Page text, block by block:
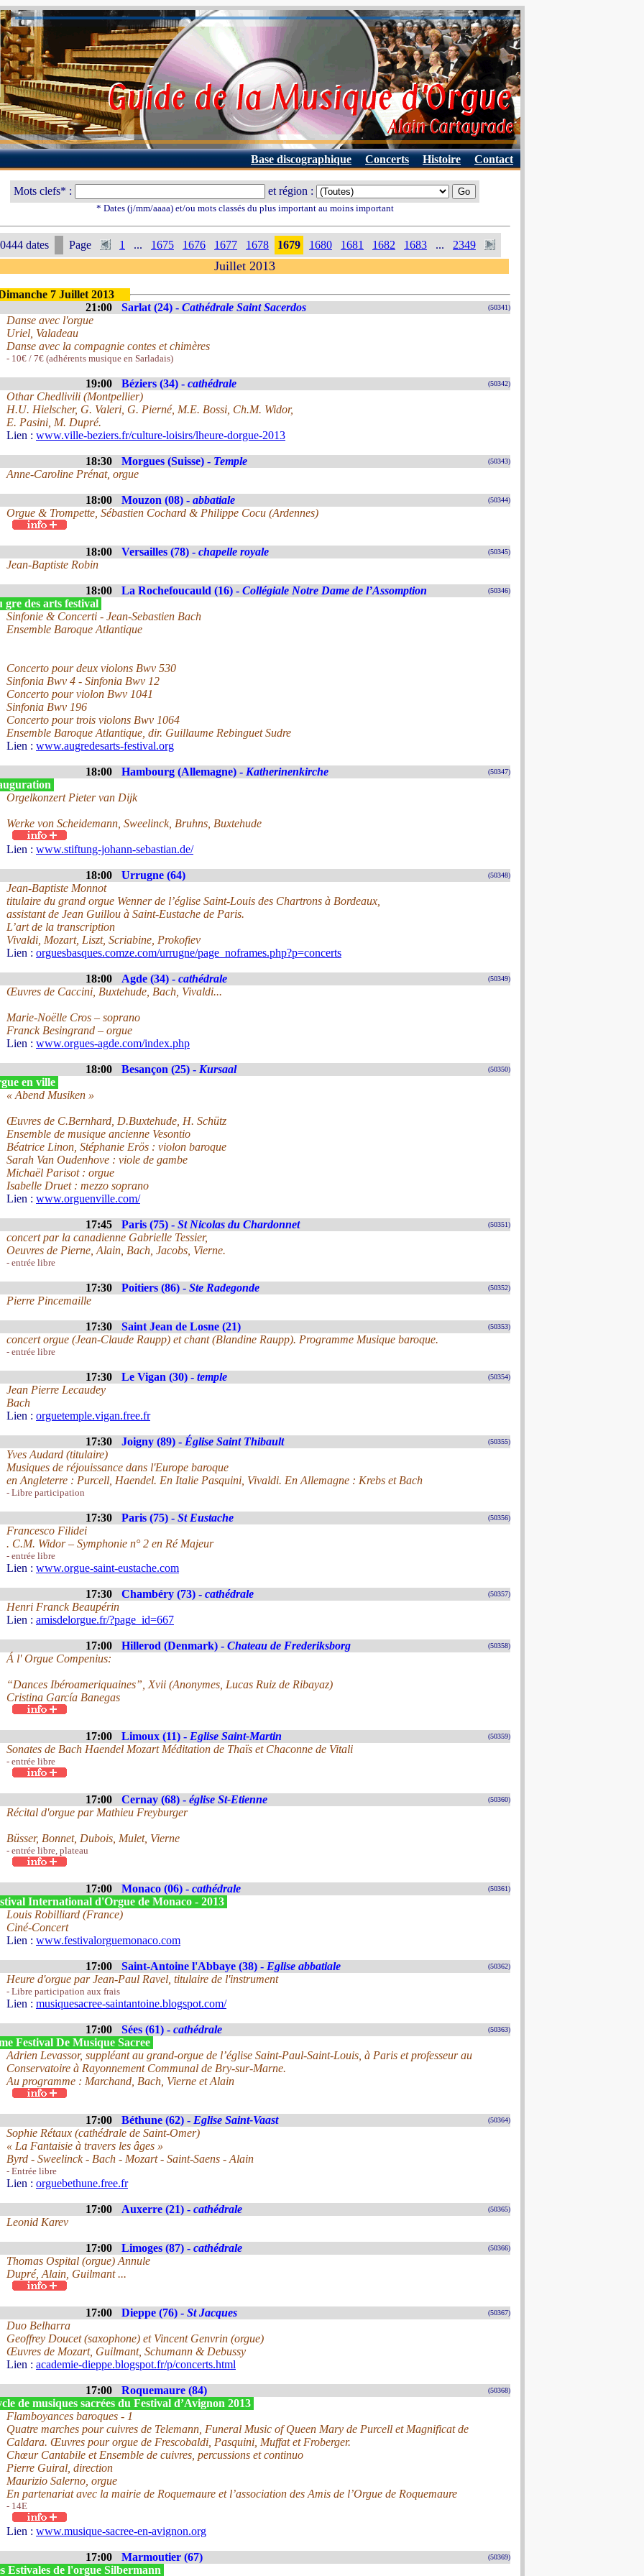
Base discographique Concerts Histoire Contact
Mots clefs* : et région :
* Dates (j/mm/aaaa) et/ou mots classés du plus important au moins important
dates Page 1 ... 1675 1676 1677 1678 1679 1680 1681 1682 1683 ... 2349
Juillet 2013
7 Juillet 2013
21:00
Sarlat (24) - Cathédrale Saint Sacerdos (50341)
Danse avec l'orgue
Uriel, Valadeau
Danse avec la compagnie contes et chimères
- 10€ / 7€ (adhérents musique en Sarladais)
19:00 Béziers (34) - cathédrale (50342)
Othar Chedlivili (Montpellier)
H.U. Hielscher, G. Valeri, G. Pierné, M.E. Bossi, Ch.M. Widor,
E. Pasini, M. Dupré.
Lien : www.ville-beziers.fr/culture-loisirs/lheure-dorgue-2013
18:30 Morgues (Suisse) - Temple (50343)
Anne-Caroline Prénat, orgue
18:00 Mouzon (08) - abbatiale (50344)
Orgue & Trompette, Sébastien Cochard & Philippe Cocu (Ardennes)
18:00 Versailles (78) - chapelle royale (50345)
Jean-Baptiste Robin
18:00 La Rochefoucauld (16) - Collégiale Notre Dame de l’Assomption (50346)
des arts festival
Sinfonie & Concerti - Jean-Sebastien Bach
Ensemble Baroque Atlantique
Concerto pour deux violons Bwv 530
Sinfonia Bwv 4 - Sinfonia Bwv 12
Concerto pour violon Bwv 1041
Sinfonia Bwv 196
Concerto pour trois violons Bwv 1064
Ensemble Baroque Atlantique, dir. Guillaume Rebinguet Sudre
Lien : www.augredesarts-festival.org
18:00 Hambourg (Allemagne) - Katherinenkirche (50347)
Orgelkonzert Pieter van Dijk
Werke von Scheidemann, Sweelinck, Bruhns, Buxtehude
Lien : www.stiftung-johann-sebastian.de/
18:00 Urrugne (64) (50348)
Jean-Baptiste Monnot
titulaire du grand orgue Wenner de l’église Saint-Louis des Chartrons à Bordeaux,
assistant de Jean Guillou à Saint-Eustache de Paris.
L’art de la transcription
Vivaldi, Mozart, Liszt, Scriabine, Prokofiev
Lien : orguesbasques.comze.com/urrugne/page_noframes.php?p=concerts
18:00 Agde (34) - cathédrale (50349)
Œuvres de Caccini, Buxtehude, Bach, Vivaldi...
Marie-Noëlle Cros – soprano
Franck Besingrand – orgue
Lien : www.orgues-agde.com/index.php
18:00 Besançon (25) - Kursaal (50350)
en ville
« Abend Musiken »
Œuvres de C.Bernhard, D.Buxtehude, H. Schütz
Ensemble de musique ancienne Vesontio
Béatrice Linon, Stéphanie Erös : violon baroque
Sarah Van Oudenhove : viole de gambe
Michaël Parisot : orgue
Isabelle Druet : mezzo soprano
Lien : www.orguenville.com/
17:45 Paris (75) - St Nicolas du Chardonnet (50351)
concert par la canadienne Gabrielle Tessier,
Oeuvres de Pierne, Alain, Bach, Jacobs, Vierne.
- entrée libre
17:30 Poitiers (86) - Ste Radegonde (50352)
Pierre Pincemaille
17:30 Saint Jean de Losne (21) (50353)
concert orgue (Jean-Claude Raupp) et chant (Blandine Raupp). Programme Musique baroque.
- entrée libre
17:30 Le Vigan (30) - temple (50354)
Jean Pierre Lecaudey
Bach
Lien : orguetemple.vigan.free.fr
17:30 Joigny (89) - Église Saint Thibault (50355)
Yves Audard (titulaire)
Musiques de réjouissance dans l'Europe baroque
en Angleterre : Purcell, Haendel. En Italie Pasquini, Vivaldi. En Allemagne : Krebs et Bach
- Libre participation
17:30 Paris (75) - St Eustache (50356)
Francesco Filidei
. C.M. Widor – Symphonie n° 2 en Ré Majeur
- entrée libre
Lien : www.orgue-saint-eustache.com
17:30 Chambéry (73) - cathédrale (50357)
Henri Franck Beaupérin
Lien : amisdelorgue.fr/?page_id=667
17:00 Hillerod (Denmark) - Chateau de Frederiksborg (50358)
Á l' Orgue Compenius:
“Dances Ibéroameriquaines”, Xvii (Anonymes, Lucas Ruiz de Ribayaz)
Cristina García Banegas
17:00 Limoux (11) - Eglise Saint-Martin (50359)
Sonates de Bach Haendel Mozart Méditation de Thaïs et Chaconne de Vitali
- entrée libre
17:00 Cernay (68) - église St-Etienne (50360)
Récital d'orgue par Mathieu Freyburger
Büsser, Bonnet, Dubois, Mulet, Vierne
- entrée libre, plateau
17:00 Monaco (06) - cathédrale (50361)
International d'Orgue de Monaco - 2013
Louis Robilliard (France)
Ciné-Concert
Lien : www.festivalorguemonaco.com
17:00 Saint-Antoine l'Abbaye (38) - Eglise abbatiale (50362)
Heure d'orgue par Jean-Paul Ravel, titulaire de l'instrument
- Libre participation aux frais
Lien : musiquesacree-saintantoine.blogspot.com/
17:00 Sées (61) - cathédrale (50363)
Festival De Musique Sacree
Adrien Levassor, suppléant au grand-orgue de l’église Saint-Paul-Saint-Louis, à Paris et professeur au
Conservatoire à Rayonnement Communal de Bry-sur-Marne.
Au programme : Marchand, Bach, Vierne et Alain
17:00 Béthune (62) - Eglise Saint-Vaast (50364)
Sophie Rétaux (cathédrale de Saint-Omer)
« La Fantaisie à travers les âges »
Byrd - Sweelinck - Bach - Mozart - Saint-Saens - Alain
- Entrée libre
Lien : orguebethune.free.fr
17:00 Auxerre (21) - cathédrale (50365)
Leonid Karev
17:00 Limoges (87) - cathédrale (50366)
Thomas Ospital (orgue) Annule
Dupré, Alain, Guilmant ...
17:00 Dieppe (76) - St Jacques (50367)
Duo Belharra
Geoffrey Doucet (saxophone) et Vincent Genvrin (orgue)
Œuvres de Mozart, Guilmant, Schumann & Debussy
Lien : academie-dieppe.blogspot.fr/p/concerts.html
17:00 Roquemaure (84) (50368)
de musiques sacrées du Festival d’Avignon 2013
Flamboyances baroques - 1
Quatre marches pour cuivres de Telemann, Funeral Music of Queen Mary de Purcell et Magnificat de
Caldara. Œuvres pour orgue de Frescobaldi, Pasquini, Muffat et Froberger.
Chœur Cantabile et Ensemble de cuivres, percussions et continuo
Pierre Guiral, direction
Maurizio Salerno, orgue
En partenariat avec la mairie de Roquemaure et l’association des Amis de l’Orgue de Roquemaure
- 14E
Lien : www.musique-sacree-en-avignon.org
17:00 Marmoutier (67) (50369)
Estivales de l'orgue Silbermann